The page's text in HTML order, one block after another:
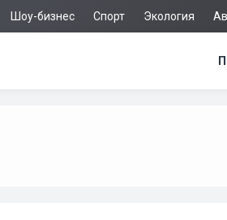
Шоу-бизнес Спорт Экология